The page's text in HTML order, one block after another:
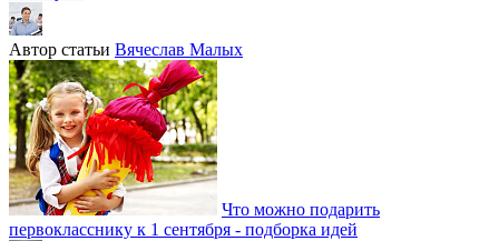
Автор статьи Вячеслав Малых
Что можно подарить
первокласснику к 1 сентября - подборка идей